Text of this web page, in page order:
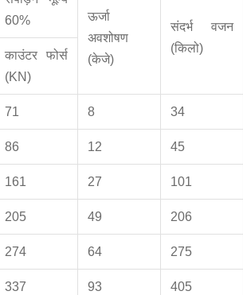
60%
ऊर्जा
अवशोषण
(केजे)
संदर्भ वजन
(किलो)
काउंटर फोर्स
(KN)
71 8 34
86 12 45
161 27 101
205 49 206
274 64 275
337 93 405